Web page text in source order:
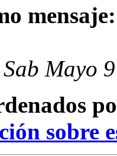
mensaje:
Sab Mayo
sobre